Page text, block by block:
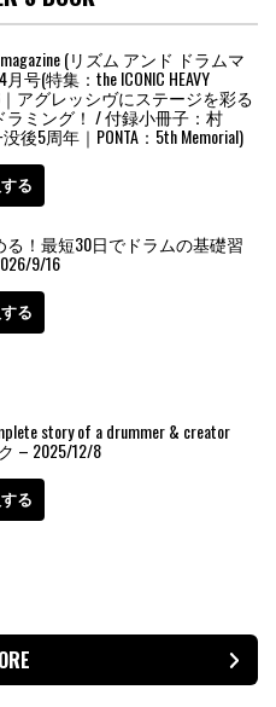
magazine (リズム アンド ドラムマ
号(特集：the ICONIC HEAVY
｜アグレッシヴにステージを彩る
ラミング！ / 付録小冊子：村
後5周年｜PONTA：5th Memorial)
る
る！最短30日でドラムの基礎習
9/16
る
story of a drummer & creator
– 2025/12/8
る